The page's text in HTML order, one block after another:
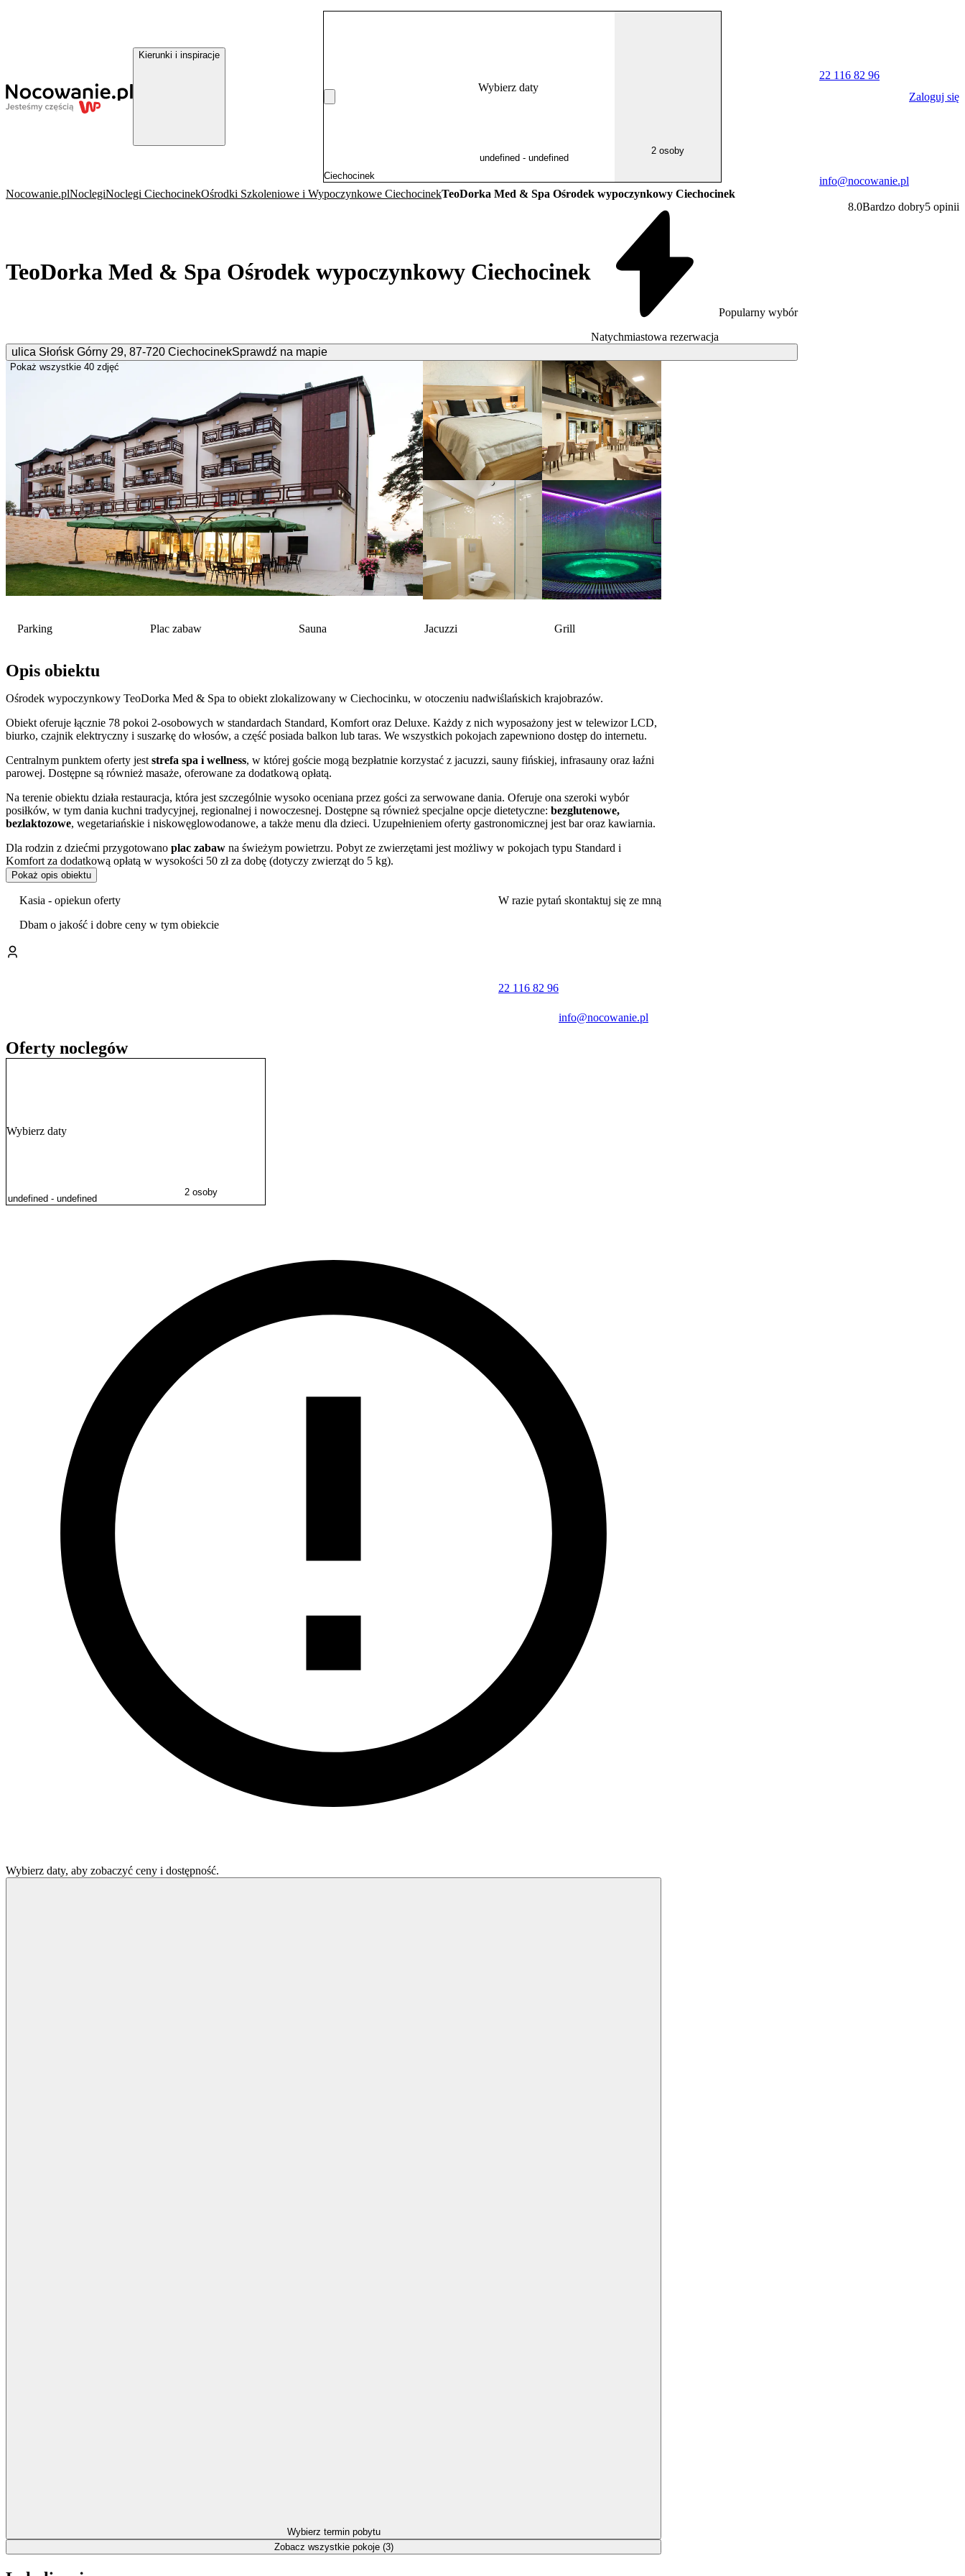
Kierunki i inspiracje
Wybierz daty
2 osoby
22 116 82 96
info@nocowanie.pl
Zaloguj się
Nocowanie.plNoclegiNoclegi CiechocinekOśrodki Szkoleniowe i Wypoczynkowe CiechocinekTeoDorka Med & Spa Ośrodek wypoczynkowy Ciechocinek
TeoDorka Med & Spa Ośrodek wypoczynkowy Ciechocinek
Natychmiastowa rezerwacja
Popularny wybór
ulica Słońsk Górny 29, 87-720 CiechocinekSprawdź na mapie
8.0Bardzo dobry5 opinii
Pokaż wszystkie 40 zdjęć
Parking Plac zabaw Sauna Jacuzzi Grill
Opis obiektu
Ośrodek wypoczynkowy TeoDorka Med & Spa to obiekt zlokalizowany w Ciechocinku, w otoczeniu nadwiślańskich krajobrazów.
Obiekt oferuje łącznie 78 pokoi 2-osobowych w standardach Standard, Komfort oraz Deluxe. Każdy z nich wyposażony jest w telewizor LCD,
biurko, czajnik elektryczny i suszarkę do włosów, a część posiada balkon lub taras. We wszystkich pokojach zapewniono dostęp do internetu.
Centralnym punktem oferty jest strefa spa i wellness, w której goście mogą bezpłatnie korzystać z jacuzzi, sauny fińskiej, infrasauny oraz łaźni
parowej. Dostępne są również masaże, oferowane za dodatkową opłatą.
Na terenie obiektu działa restauracja, która jest szczególnie wysoko oceniana przez gości za serwowane dania. Oferuje ona szeroki wybór
posiłków, w tym dania kuchni tradycyjnej, regionalnej i nowoczesnej. Dostępne są również specjalne opcje dietetyczne: bezglutenowe,
bezlaktozowe, wegetariańskie i niskowęglowodanowe, a także menu dla dzieci. Uzupełnieniem oferty gastronomicznej jest bar oraz kawiarnia.
Dla rodzin z dziećmi przygotowano plac zabaw na świeżym powietrzu. Pobyt ze zwierzętami jest możliwy w pokojach typu Standard i
Komfort za dodatkową opłatą w wysokości 50 zł za dobę (dotyczy zwierząt do 5 kg).
Z myślą o aktywnym wypoczynku przygotowano wypożyczalnię rowerów, a okolica stwarza dogodne warunki do pieszych wycieczek i
wędkowania. Obiekt oferuje również organizację wycieczek, a także możliwość skorzystania z kortów tenisowych i jazdy konnej za dodatkową
bagażu i rowerów.
Położenie obiektu stanowi dobrą bazę wypadową do zwiedzania Ciechocinka. W pobliżu znajdują się najważniejsze atrakcje uzdrowiska, takie
jak słynne
Doba hotelowa rozpoczyna się o godzinie 15:00 w dniu przyjazdu i kończy o 12:00 w dniu wyjazdu. Obiekt jest przystosowany do potrzeb
Pokaż opis obiektu
Kasia - opiekun oferty
Dbam o jakość i dobre ceny w tym obiekcie
W razie pytań skontaktuj się ze mną
22 116 82 96
info@nocowanie.pl
Oferty noclegów
Wybierz daty
2 osoby
Wybierz daty, aby zobaczyć ceny i dostępność.
Wybierz termin pobytu
Zobacz wszystkie pokoje (3)